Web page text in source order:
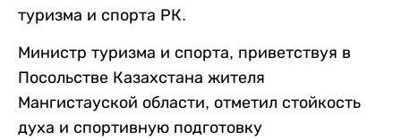
туризма и спорта РК.
Министр туризма и спорта, приветствуя в
Посольстве Казахстана жителя
Мангистауской области, отметил стойкость
духа и спортивную подготовку